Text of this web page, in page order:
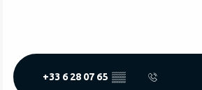
+33 6 28 07 65 ▒▒